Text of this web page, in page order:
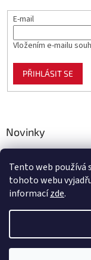
Tento web používá
tohoto webu
informacízde.
E-mail
Vložením e-mailu
PŘIHLÁSIT SE
Novinky
zahradu, chov i
Copyright 2026